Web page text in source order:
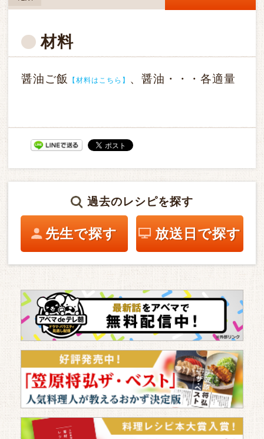
TEXT
材料
醤油ご飯 【材料はこちら】 、醤油・・・各適量
過去のレシピを探す
先生で探す 放送日で探す